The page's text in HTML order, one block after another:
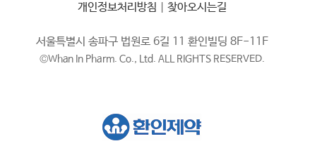
개인정보처리방침 찾아오시는길
서울특별시 송파구 법원로 6길 11 환인빌딩 8F-11F
©Whan In Pharm. Co., Ltd. ALL RIGHTS RESERVED.